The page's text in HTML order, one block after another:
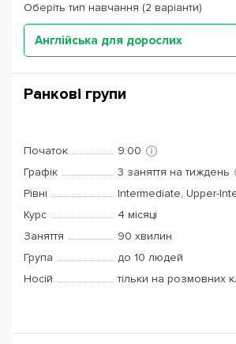
Оберіть тип навчання (2 варіанти)
Англійська для дорослих
Ранкові групи
Початок
9:00
Графік
3 заняття на тиждень
Рівні
Intermediate, Upper-
Курс
4 місяці
Заняття
90 хвилин
Група
до 10 людей
Носій
тільки на розмовних